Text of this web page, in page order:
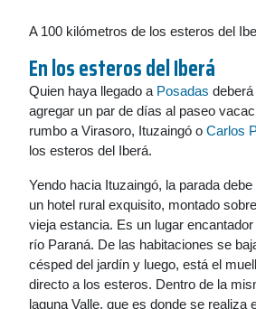
A 100 kilómetros de los esteros del
En los esteros del Iberá
Quien haya llegado a Posadas
agregar un par de días al paseo
rumbo a Virasoro, Ituzaingó o Carlos
los esteros del Iberá.
Yendo hacia Ituzaingó, la parada
un hotel rural exquisito, montado
vieja estancia. Es un lugar
río Paraná. De las habitaciones se
césped del jardín y luego, está el
directo a los esteros. Dentro de la
laguna Valle, que es donde se realiza